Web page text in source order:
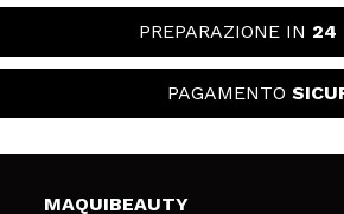
PREPARAZIONE IN 24
PAGAMENTO
MAQUIBEAUTY